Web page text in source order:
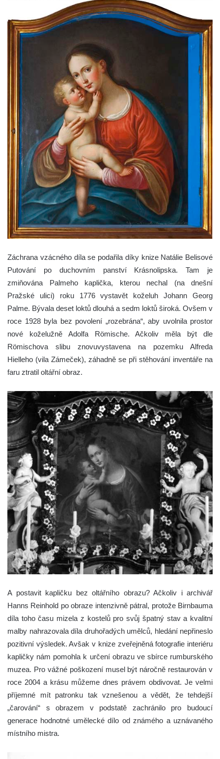
Záchrana vzácného díla se podařila díky knize Natálie Belisové
Putování po duchovním panství Krásnolipska. Tam je
zmiňována Palmeho kaplička, kterou nechal (na dnešní
Pražské ulici) roku 1776 vystavět koželuh Johann Georg
Palme. Bývala deset loktů dlouhá a sedm loktů široká. Ovšem v
roce 1928 byla bez povolení „rozebrána“, aby uvolnila prostor
nové koželužně Adolfa Römische. Ačkoliv měla být dle
Römischova slibu znovuvystavena na pozemku Alfreda
Hielleho (vila Zámeček), záhadně se při stěhování inventáře na
faru ztratil oltářní obraz.
A postavit kapličku bez oltářního obrazu? Ačkoliv i archivář
Hanns Reinhold po obraze intenzivně pátral, protože Birnbauma
díla toho času mizela z kostelů pro svůj špatný stav a kvalitní
malby nahrazovala díla druhořadých umělců, hledání nepřineslo
pozitivní výsledek. Avšak v knize zveřejněná fotografie interiéru
kapličky nám pomohla k určení obrazu ve sbírce rumburského
muzea. Pro vážné poškození musel být náročně restaurován v
roce 2004 a krásu můžeme dnes právem obdivovat. Je velmi
příjemné mít patronku tak vznešenou a vědět, že tehdejší
„čarování“ s obrazem v podstatě zachránilo pro budoucí
generace hodnotné umělecké dílo od známého a uznávaného
místního mistra.